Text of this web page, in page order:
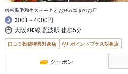
鉄板黒毛和牛ステーキとお好み焼きのお店
3001～4000円
大阪ﾒﾄﾛ線 難波駅 徒歩5分
口コミ投稿特典対象店 ポイントプラス対象店
クーポン